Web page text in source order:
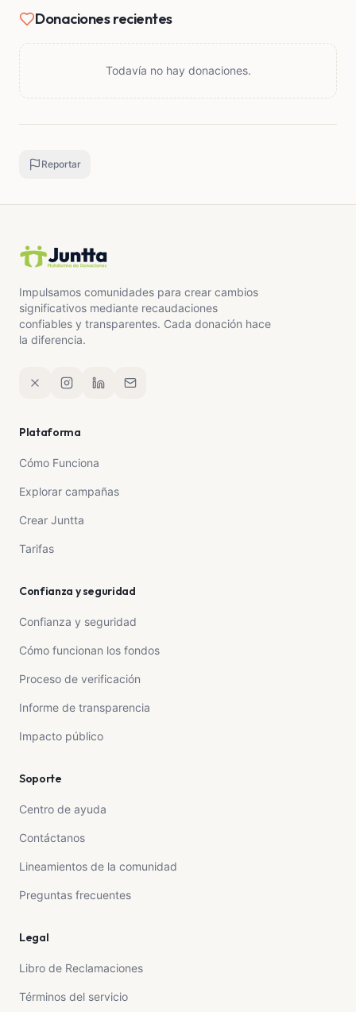
Donaciones recientes
Todavía no hay donaciones.
Reportar
Impulsamos comunidades para crear cambios
significativos mediante recaudaciones
confiables y transparentes. Cada donación hace
la diferencia.
Plataforma
Cómo Funciona
Explorar campañas
Crear Juntta
Tarifas
Confianza y seguridad
Confianza y seguridad
Cómo funcionan los fondos
Proceso de verificación
Informe de transparencia
Impacto público
Soporte
Centro de ayuda
Contáctanos
Lineamientos de la comunidad
Preguntas frecuentes
Legal
Libro de Reclamaciones
Términos del servicio